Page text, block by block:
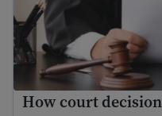
How court